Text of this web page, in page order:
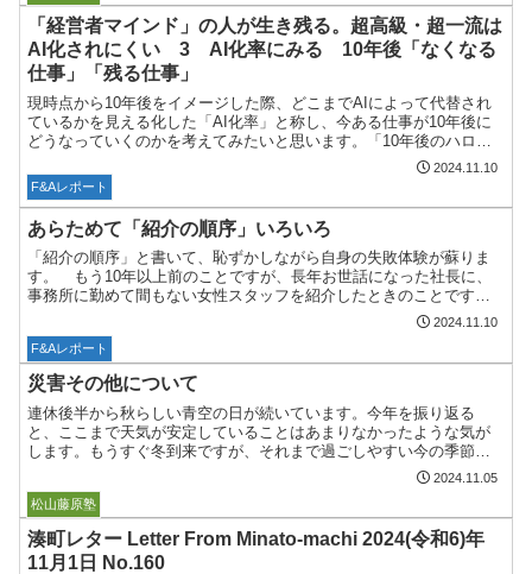
「経営者マインド」の人が生き残る。超高級・超一流は
AI化されにくい 3 AI化率にみる 10年後「なくなる
仕事」「残る仕事」
現時点から10年後をイメージした際、どこまでAIによって代替され
ているかを見える化した「AI化率」と称し、今ある仕事が10年後に
どうなっていくのかを考えてみたいと思います。「10年後のハロー
2024.11.10
F&Aレポート
あらためて「紹介の順序」いろいろ
「紹介の順序」と書いて、恥ずかしながら自身の失敗体験が蘇りま
す。 もう10年以上前のことですが、長年お世話になった社長に、
事務所に勤めて間もない女性スタッフを紹介したときのことです。
咄嗟にどちらを先に紹介すればいいのかわからなくなってしまっ...
2024.11.10
F&Aレポート
災害その他について
連休後半から秋らしい青空の日が続いています。今年を振り返る
と、ここまで天気が安定していることはあまりなかったような気が
します。もうすぐ冬到来ですが、それまで過ごしやすい今の季節を
満喫しましょう。さて、今日11月5日は米国大統領選挙です。日本...
2024.11.05
ボストーク
松山藤原塾
湊町レター Letter From Minato-machi 2024(令和6)年
11月1日 No.160